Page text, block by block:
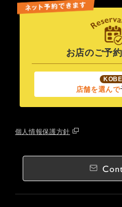
お店のご予
KOBE
店舗を選んで
個人情報保護方針